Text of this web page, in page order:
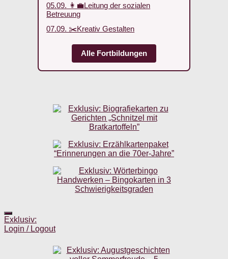
05.09. 👩‍💼Leitung der sozialen
Betreuung
07.09. ✂️Kreativ Gestalten
Alle Fortbildungen
Exklusiv:
Login / Logout